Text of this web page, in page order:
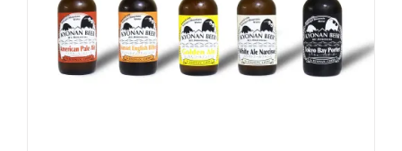
お買い物カゴに追加
詳細